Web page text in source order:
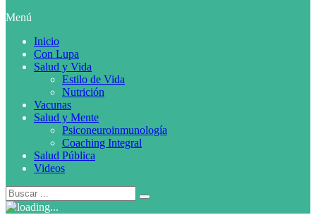
Menú
Inicio
Con Lupa
Salud y Vida
Estilo de Vida
Nutrición
Vacunas
Salud y Mente
Psiconeuroinmunología
Coaching Integral
Salud Pública
Videos